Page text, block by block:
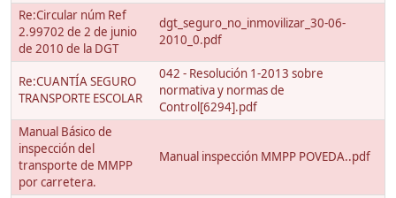
Re:Circular núm Ref
2.99702 de 2 de junio
de 2010 de la DGT
dgt_seguro_no_inmovilizar_30-06-
2010_0.pdf
Re:CUANTÍA SEGURO
TRANSPORTE ESCOLAR
042 - Resolución 1-2013 sobre
normativa y normas de
Control[6294].pdf
Manual Básico de
inspección del
transporte de MMPP
por carretera.
Manual inspección MMPP POVEDA..pdf